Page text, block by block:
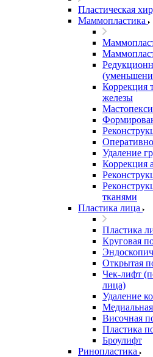
Пластическая
Маммопластика
Коррекция
железы
Удаление
Коррекция
тканями
Пластика лица
Пластика
Круговая
Открытая
Чек-лифт
лица)
Удаление
Височная
Пластика
Броулифт
Ринопластика